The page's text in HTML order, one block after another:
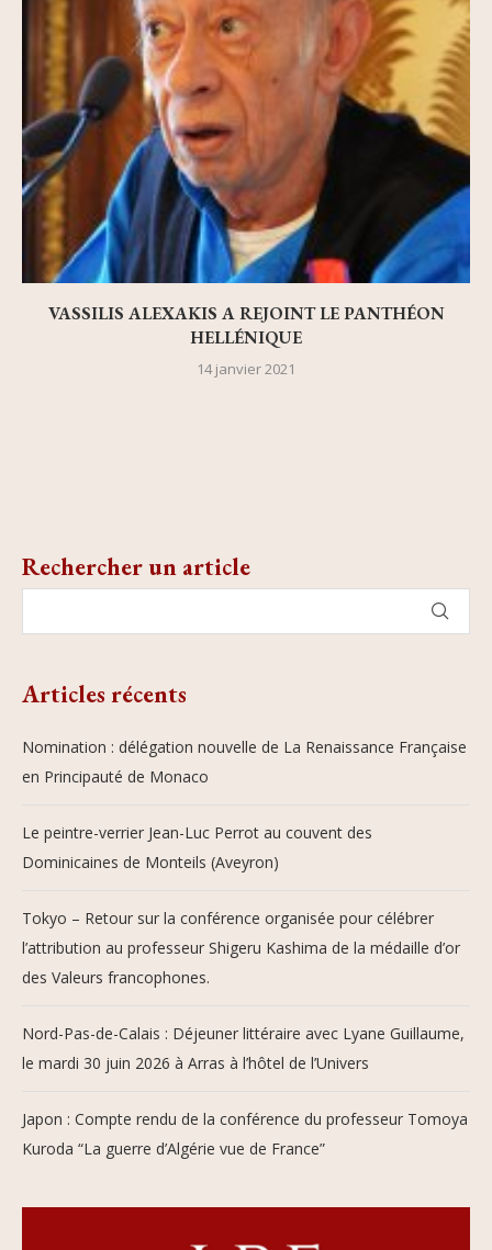
VASSILIS ALEXAKIS A REJOINT LE PANTHÉON
HELLÉNIQUE
14 janvier 2021
Rechercher un article
Articles récents
Nomination : délégation nouvelle de La Renaissance Française
en Principauté de Monaco
Le peintre-verrier Jean-Luc Perrot au couvent des
Dominicaines de Monteils (Aveyron)
Tokyo – Retour sur la conférence organisée pour célébrer
l’attribution au professeur Shigeru Kashima de la médaille d’or
des Valeurs francophones.
Nord-Pas-de-Calais : Déjeuner littéraire avec Lyane Guillaume,
le mardi 30 juin 2026 à Arras à l’hôtel de l’Univers
Japon : Compte rendu de la conférence du professeur Tomoya
Kuroda “La guerre d’Algérie vue de France”